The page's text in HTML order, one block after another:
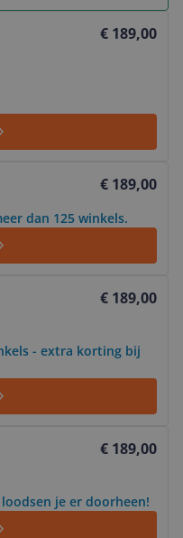
€ 189,00
€ 189,00
dan 125 winkels.
€ 189,00
- extra korting bij
€ 189,00
je er doorheen!